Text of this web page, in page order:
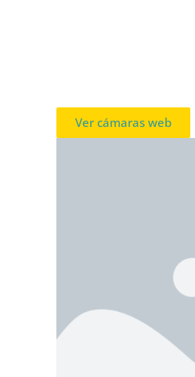
Ver cámaras web